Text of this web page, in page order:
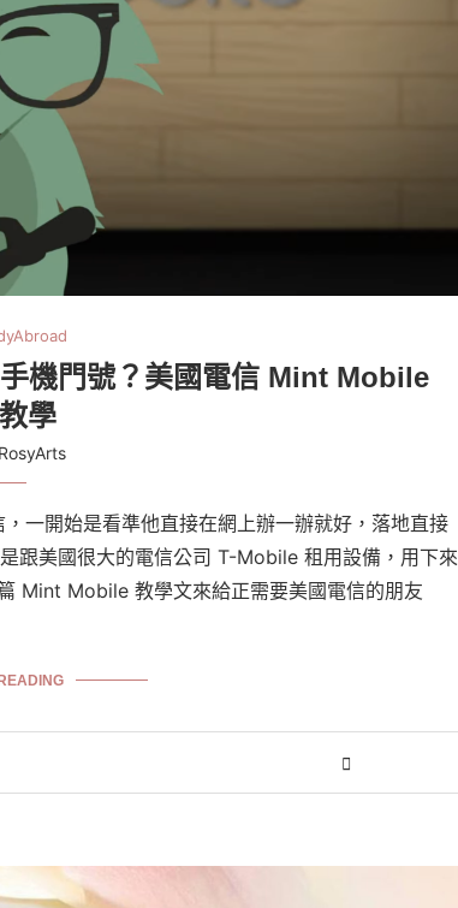
機門號？美國電信 Mint Mobile
學
RosyArts
一開始是看準他直接在網上辦一辦就好，落地直接
跟美國很大的電信公司 T-Mobile 租用設備，用下來
Mint Mobile 教學文來給正需要美國電信的朋友